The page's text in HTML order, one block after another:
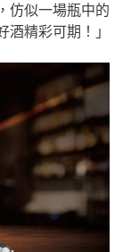
仿似一場瓶中的
精彩可期！」